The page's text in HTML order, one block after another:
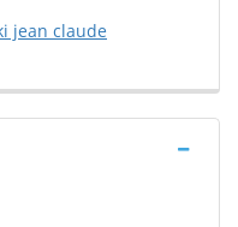
jean claude